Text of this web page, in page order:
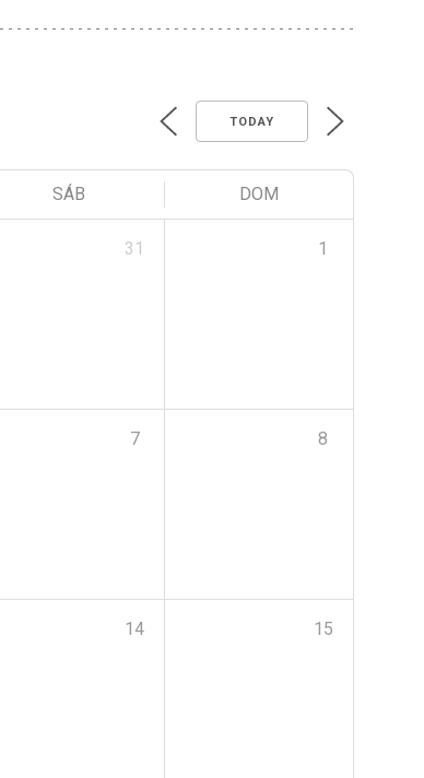
TODAY
SÁB DOM
31 1
7 8
14 15